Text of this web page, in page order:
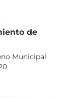
de
Municipal